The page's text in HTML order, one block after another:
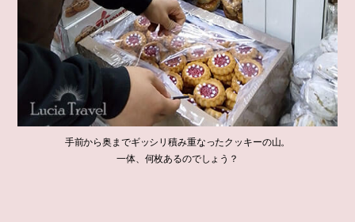
手前から奥までギッシリ積み重なったクッキーの山。
一体、何枚あるのでしょう？